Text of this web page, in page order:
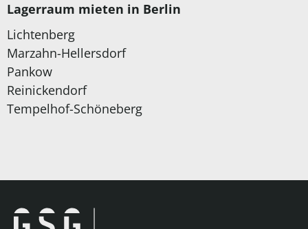
Lagerraum mieten in Berlin
Lichtenberg
Marzahn-Hellersdorf
Pankow
Reinickendorf
Tempelhof-Schöneberg